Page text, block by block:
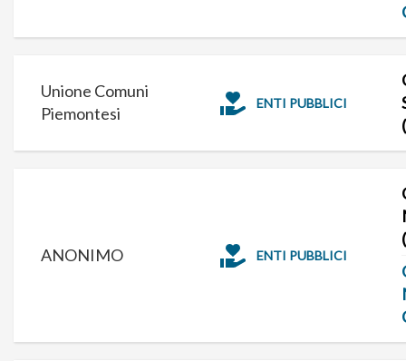
Unione Comuni
Piemontesi
ENTI PUBBLICI
ANONIMO ENTI PUBBLICI